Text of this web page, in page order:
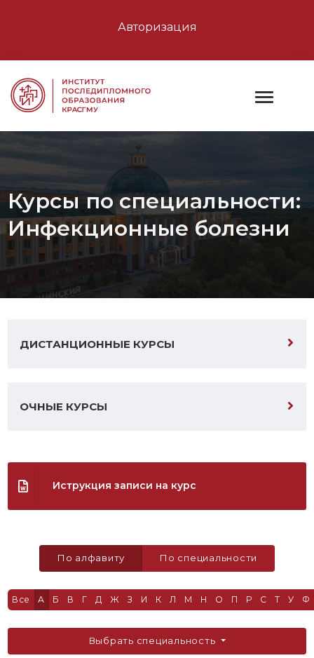
Авторизация
Курсы по специальности:
Инфекционные болезни
ДИСТАНЦИОННЫЕ КУРСЫ
ОЧНЫЕ КУРСЫ
Иструкция записи на курс
По алфавиту По специальности
Все А Б В Г Д Ж З И К Л М Н О П Р С Т У Ф
Выбрать специальность